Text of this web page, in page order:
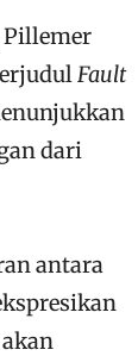
Fault
dari
antara